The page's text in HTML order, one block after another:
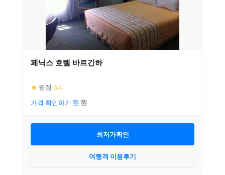
페닉스 호텔 바르긴하
★ 평점 6.4
가격 확인하기
최저가확인
여행객 이용후기